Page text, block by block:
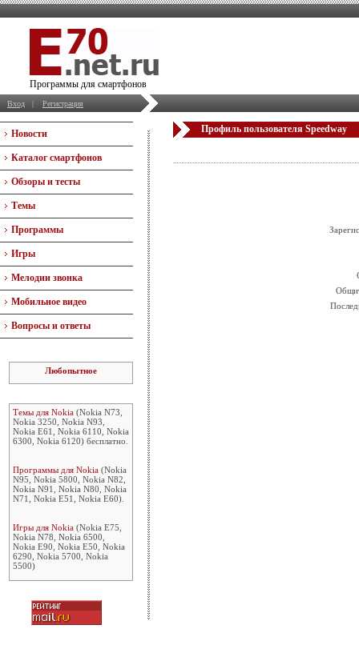
Программы для смартфонов
Вход | Регистрация
Новости
Каталог смартфонов
Обзоры и тесты
Темы
Программы
Игры
Мелодии звонка
Мобильное видео
Вопросы и ответы
Любопытное
Темы для Nokia (Nokia N73,
Nokia 3250, Nokia N93,
Nokia E61, Nokia 6110, Nokia
6300, Nokia 6120) бесплатно.
Программы для Nokia (Nokia
N95, Nokia 5800, Nokia N82,
Nokia N91, Nokia N80, Nokia
N71, Nokia E51, Nokia E60).
Игры для Nokia (Nokia E75,
Nokia N78, Nokia 6500,
Nokia E90, Nokia E50, Nokia
6290, Nokia 5700, Nokia
5500)
Профиль пользователя Speedway